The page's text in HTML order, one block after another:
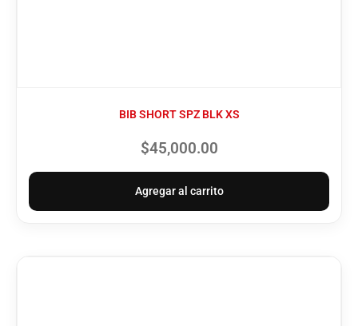
BIB SHORT SPZ BLK XS
$45,000.00
Agregar al carrito